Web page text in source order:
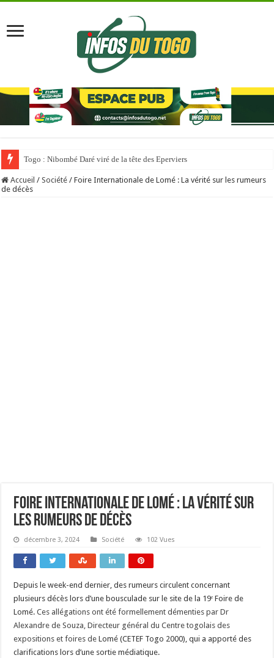
Togo : Nibombé Daré viré de la tête des Eperviers
Accueil / Société / Foire Internationale de Lomé : La vérité sur les rumeurs
de décès
Foire Internationale de Lomé : La vérité sur
les rumeurs de décès
décembre 3, 2024 Société 102 Vues
Depuis le week-end dernier, des rumeurs circulent concernant
plusieurs décès lors d’une bousculade sur le site de la 19ᵉ Foire de
Lomé.Ces allégations ont été formellement démenties par Dr
Alexandre de Souza, Directeur général du Centre togolais des
expositions et foires de Lomé (CETEF Togo 2000), qui a apporté des
clarifications lors d’une sortie médiatique.